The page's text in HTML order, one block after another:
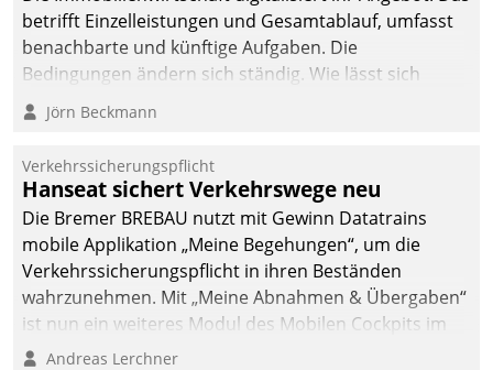
betrifft Einzelleistungen und Gesamtablauf, umfasst
benachbarte und künftige Aufgaben. Die
Bedingungen ändern sich ständig. Wie lässt sich
technisch die Kontrolle wahren und zugleich Freiraum
fürs Wachsen öffnen?
Jörn Beckmann
Verkehrssicherungspflicht
Hanseat sichert Verkehrswege neu
Die Bremer BREBAU nutzt mit Gewinn Datatrains
mobile Applikation „Meine Begehungen“, um die
Verkehrssicherungspflicht in ihren Beständen
wahrzunehmen. Mit „Meine Abnahmen & Übergaben“
ist nun ein weiteres Modul des Mobilen Cockpits im
Einsatz.
Andreas Lerchner